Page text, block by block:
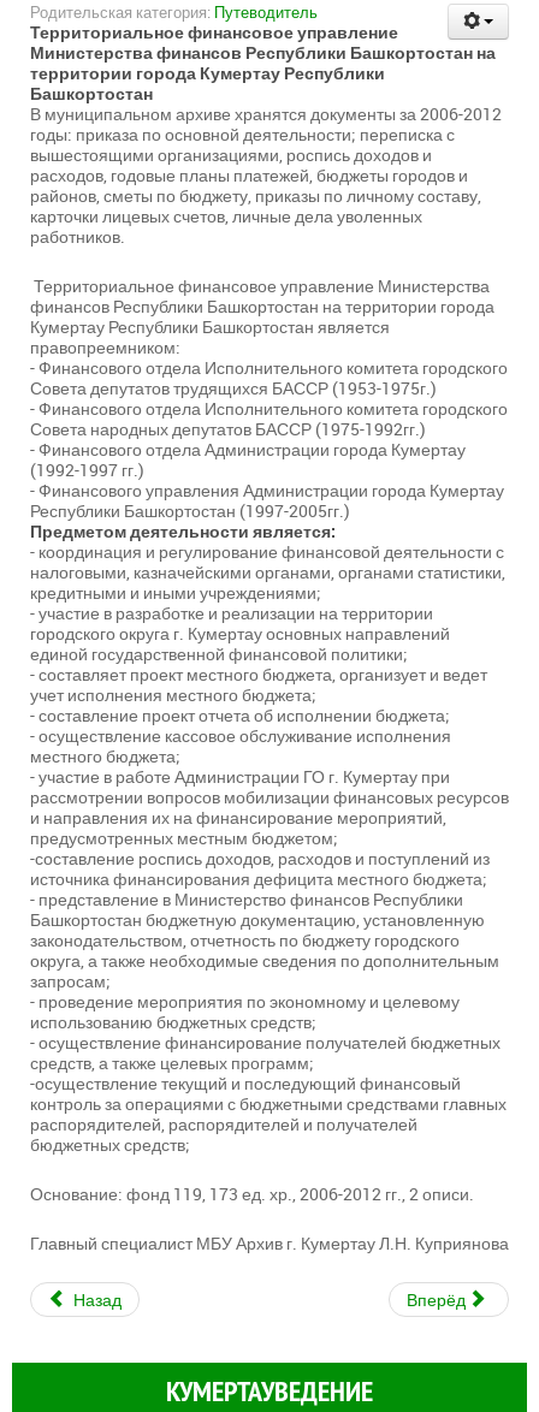
Родительская категория: Путеводитель
Территориальное финансовое управление
Министерства финансов Республики Башкортостан на
территории города Кумертау Республики
Башкортостан
В муниципальном архиве хранятся документы за 2006-2012
годы: приказа по основной деятельности; переписка с
вышестоящими организациями, роспись доходов и
расходов, годовые планы платежей, бюджеты городов и
районов, сметы по бюджету, приказы по личному составу,
карточки лицевых счетов, личные дела уволенных
работников.
Территориальное финансовое управление Министерства
финансов Республики Башкортостан на территории города
Кумертау Республики Башкортостан является
правопреемником:
- Финансового отдела Исполнительного комитета городского
Совета депутатов трудящихся БАССР (1953-1975г.)
- Финансового отдела Исполнительного комитета городского
Совета народных депутатов БАССР (1975-1992гг.)
- Финансового отдела Администрации города Кумертау
(1992-1997 гг.)
- Финансового управления Администрации города Кумертау
Республики Башкортостан (1997-2005гг.)
Предметом деятельности является:
- координация и регулирование финансовой деятельности с
налоговыми, казначейскими органами, органами статистики,
кредитными и иными учреждениями;
- участие в разработке и реализации на территории
городского округа г. Кумертау основных направлений
единой государственной финансовой политики;
- составляет проект местного бюджета, организует и ведет
учет исполнения местного бюджета;
- составление проект отчета об исполнении бюджета;
- осуществление кассовое обслуживание исполнения
местного бюджета;
- участие в работе Администрации ГО г. Кумертау при
рассмотрении вопросов мобилизации финансовых ресурсов
и направления их на финансирование мероприятий,
предусмотренных местным бюджетом;
-составление роспись доходов, расходов и поступлений из
источника финансирования дефицита местного бюджета;
- представление в Министерство финансов Республики
Башкортостан бюджетную документацию, установленную
законодательством, отчетность по бюджету городского
округа, а также необходимые сведения по дополнительным
запросам;
- проведение мероприятия по экономному и целевому
использованию бюджетных средств;
- осуществление финансирование получателей бюджетных
средств, а также целевых программ;
-осуществление текущий и последующий финансовый
контроль за операциями с бюджетными средствами главных
распорядителей, распорядителей и получателей
бюджетных средств;
Основание: фонд 119, 173 ед. хр., 2006-2012 гг., 2 описи.
Главный специалист МБУ Архив г. Кумертау Л.Н. Куприянова
Назад Вперёд
КУМЕРТАУВЕДЕНИЕ